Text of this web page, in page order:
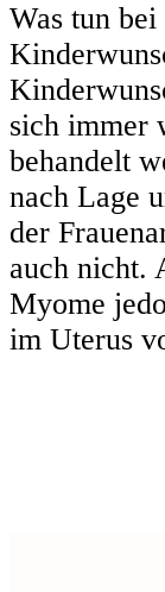
Was tun
sich immer
behandelt
nach Lage
der
auch nicht.
Myome
im Uterus